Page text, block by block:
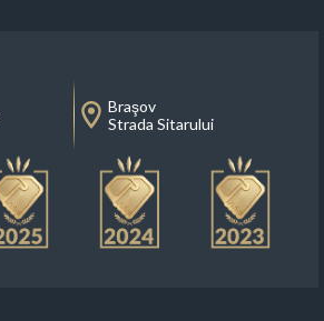
Braşov
Strada Sitarului